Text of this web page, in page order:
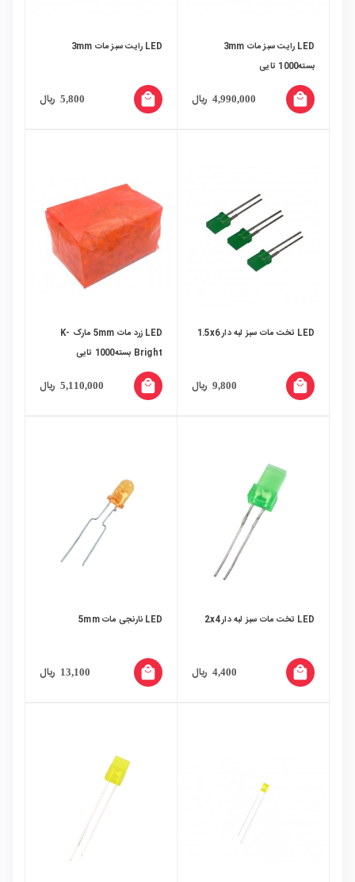
LED رایت سبز مات 3mm
بسته1000 تایی
4,990,000 ریال local_mall
LED رایت سبز مات 3mm
5,800 ریال local_mall
LED تخت مات سبز لبه دار 1.5x6
9,800 ریال local_mall
LED زرد مات 5mm مارک K-
Bright بسته1000 تایی
5,110,000 ریال local_mall
LED تخت مات سبز لبه دار 2x4
4,400 ریال local_mall
LED نارنجی مات 5mm
13,100 ریال local_mall